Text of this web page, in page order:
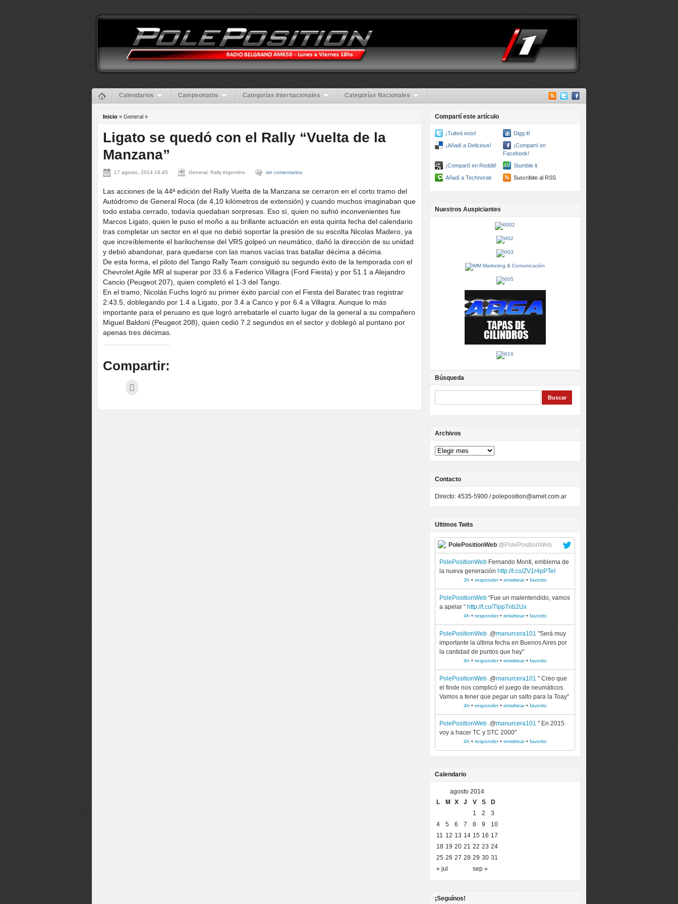
Calendarios Campeonatos Categorías Internacionales Categorías Nacionales
Inicio » General »
Ligato se quedó con el Rally “Vuelta de la
Manzana”
17 agosto, 2014 18:45 General, Rally Argentino sin comentarios
Las acciones de la 44ª edición del Rally Vuelta de la Manzana se cerraron en el corto tramo del
Autódromo de General Roca (de 4,10 kilómetros de extensión) y cuando muchos imaginaban que
todo estaba cerrado, todavía quedaban sorpresas. Eso sí, quien no sufrió inconvenientes fue
Marcos Ligato, quien le puso el moño a su brillante actuación en esta quinta fecha del calendario
tras completar un sector en el que no debió soportar la presión de su escolta Nicolas Madero, ya
que increíblemente el barilochense del VRS golpeó un neumático, dañó la dirección de su unidad
y debió abandonar, para quedarse con las manos vacías tras batallar décima a décima.
De esta forma, el piloto del Tango Rally Team consiguió su segundo éxito de la temporada con el
Chevrolet Agile MR al superar por 33.6 a Federico Villagra (Ford Fiesta) y por 51.1 a Alejandro
Cancio (Peugeot 207), quien completó el 1-3 del Tango.
En el tramo, Nicolás Fuchs logró su primer éxito parcial con el Fiesta del Baratec tras registrar
2:43.5, doblegando por 1.4 a Ligato, por 3.4 a Canco y por 6.4 a Villagra. Aunque lo más
importante para el peruano es que logró arrebatarle el cuarto lugar de la general a su compañero
Miguel Baldoni (Peugeot 208), quien cedió 7.2 segundos en el sector y doblegó al puntano por
apenas tres décimas.
Compartir:
Compartí este artículo
¡Tuiteá esto!
Digg it!
¡Añadí a Delicious!
¡Compartí en
Facebook!
¡Compartí en Reddit!
Stumble it
Añadí a Technorati
Suscribite al RSS
Nuestros Auspiciantes
Búsqueda
Archivos
Contacto
Directo: 4535-5900 /poleposition@arnet.com.ar
Ultimos Twits
PolePositionWeb @PolePositionWeb
PolePositionWeb Fernando Monti, emblema de
la nueva generación http://t.co/ZV1r4pPTeI
3h • responder• retwittear• favorito
PolePositionWeb “Fue un malentendido, vamos
a apelar “ http://t.co/TlppTnb2Ux
4h • responder• retwittear• favorito
PolePositionWeb .@manurcera101 "Será muy
importante la última fecha en Buenos Aires por
la cantidad de puntos que hay"
4h • responder• retwittear• favorito
PolePositionWeb .@manurcera101 " Creo que
el finde nos complicó el juego de neumáticos.
Vamos a tener que pegar un salto para la Toay"
4h • responder• retwittear• favorito
PolePositionWeb .@manurcera101 " En 2015
voy a hacer TC y STC 2000"
4h • responder• retwittear• favorito
Calendario
agosto 2014
L
M X J V S D
« jul sep »
1 2
3
4
5 6 7 8 9
10
11 12 13 14 15 16 17
18 19 20 21 22 23 24
25 26 27 28 29 30 31
¡Seguínos!